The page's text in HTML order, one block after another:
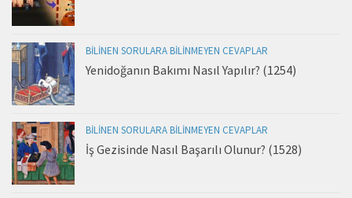
BILINEN SORULARA BILINMEYEN CEVAPLAR
Yenidoğanın Bakımı Nasıl Yapılır? (1254)
BILINEN SORULARA BILINMEYEN CEVAPLAR
İş Gezisinde Nasıl Başarılı Olunur? (1528)